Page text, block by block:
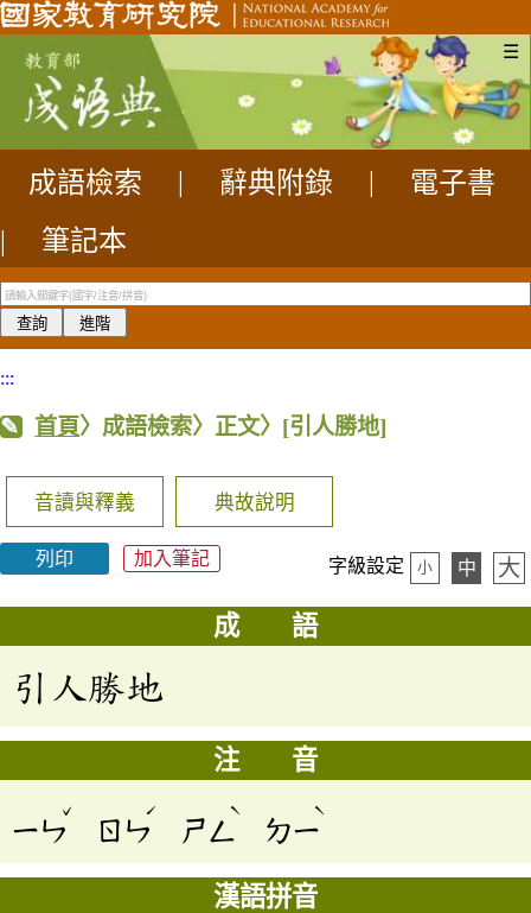
☰
成語檢索 辭典附錄
電子書
|
筆記本
:::
首頁〉成語檢索〉正文〉 [引人勝地]
音讀與釋義 典故說明
列印 加入筆記 字級設定 小 中 大
成 語
引人勝地
注 音
ㄧㄣ
ˇ
ㄖㄣ
ˊ
ㄕㄥ
ˋ
ㄉㄧ
ˋ
漢語拼音